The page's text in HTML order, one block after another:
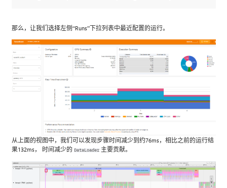
那么，让我们选择左侧“Runs”下拉列表中最近配置的运行。
从上面的视图中，我们可以发现步骤时间减少到约76ms，相比之前的运行结
果132ms， 时间减少的 DataLoader 主要贡献。